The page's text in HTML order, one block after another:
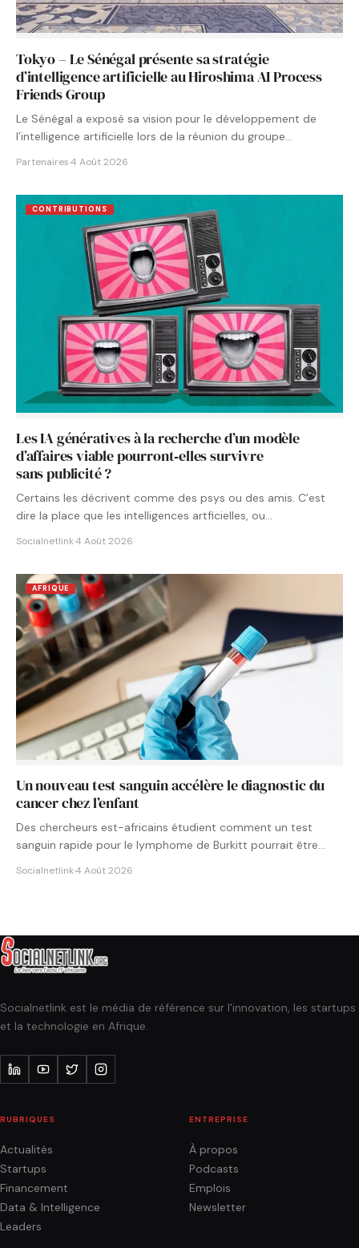
Tokyo – Le Sénégal présente sa stratégie
d’intelligence artificielle au Hiroshima AI Process
Friends Group
Le Sénégal a exposé sa vision pour le développement de
l’intelligence artificielle lors de la réunion du groupe…
Partenaires·4 Août 2026
CONTRIBUTIONS
Les IA génératives à la recherche d’un modèle
d’affaires viable pourront‑elles survivre
sans publicité ?
Certains les décrivent comme des psys ou des amis. C’est
dire la place que les intelligences artficielles, ou…
Socialnetlink·4 Août 2026
AFRIQUE
Un nouveau test sanguin accélère le diagnostic du
cancer chez l’enfant
Des chercheurs est-africains étudient comment un test
sanguin rapide pour le lymphome de Burkitt pourrait être
Socialnetlink·4 Août 2026
Socialnetlink est le média de référence sur l'innovation, les startups
et la technologie en Afrique.
RUBRIQUES
Actualités
Startups
Financement
Data & Intelligence
Leaders
ENTREPRISE
À propos
Podcasts
Emplois
Newsletter